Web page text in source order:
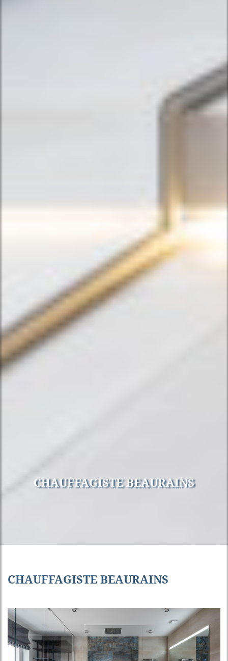
CHAUFFAGISTE BEAURAINS
CHAUFFAGISTE BEAURAINS